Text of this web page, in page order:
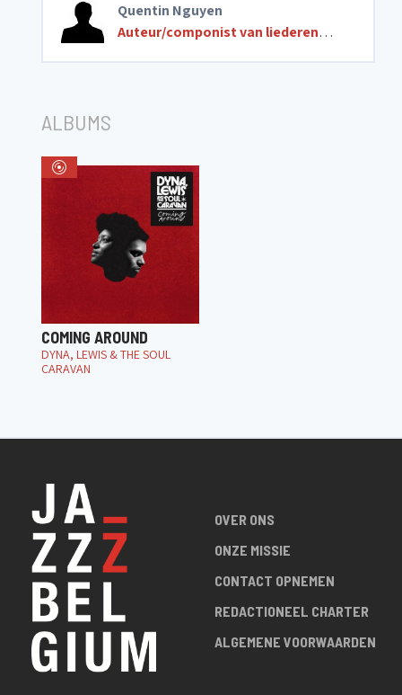
Quentin Nguyen
Auteur/componist van liederen
, Piano en
ALBUMS
COMING AROUND
DYNA, LEWIS & THE SOUL
CARAVAN
OVER ONS
ONZE MISSIE
CONTACT OPNEMEN
REDACTIONEEL CHARTER
ALGEMENE VOORWAARDEN